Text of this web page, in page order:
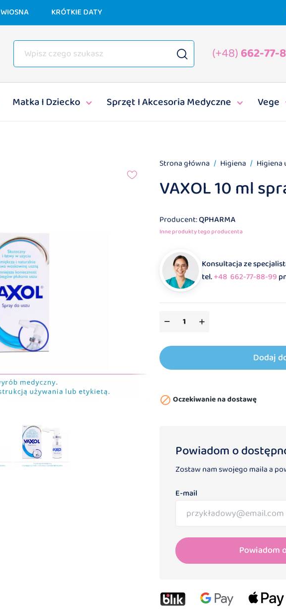
WIOSNA KRÓTKIE DATY
(+48)662-77-
Matka I Dziecko Sprzęt I Akcesoria Medyczne Vege
Strona główna Higiena Higiena
VAXOL 10 ml
Producent:QPHARMA
Inne produkty tego producenta
Konsultacja ze
tel.+48 662-77-88-99
Dodaj
 Oczekiwanie na dostawę
Powiadom o
Zostaw nam swojego maila a
E-mail
Powiadom